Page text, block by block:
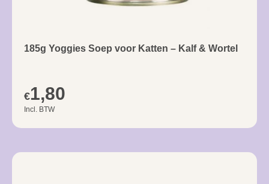
185g Yoggies Soep voor Katten – Kalf & Wortel
€1,80
Incl. BTW